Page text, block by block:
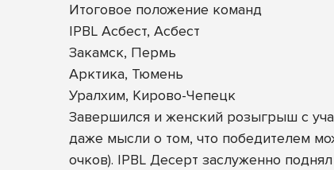
Итоговое положение команд
IPBL Асбест, Асбест
Закамск, Пермь
Арктика, Тюмень
Уралхим, Кирово-Чепецк
Завершился и женский розыгрыш с
даже мысли о том, что победителем
очков). IPBL Десерт заслуженно